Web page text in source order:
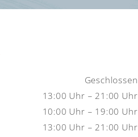
Geschlossen
13:00 Uhr – 21:00 Uhr
10:00 Uhr – 19:00 Uhr
13:00 Uhr – 21:00 Uhr